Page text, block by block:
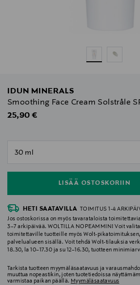
IDUN MINERALS
Smoothing Face Cream Solstråle
Original Price
25,90 €
LISÄÄ OSTOSKORIIN
null
HETI SAATAVILLA
TOIMITUS 1-4
Jos ostoskorissa on myös tavarataloista
3–7 arkipäivää. WOLTILLA NOPEAMMIN! Voit
toimitettaville tuotteille myös Wolt-
palvelualueen sisällä. Voit tehdä Wolt-tilauksia
18.30, la 10–17.30 ja su 12–16.30, tuotteen
Tarkista tuotteen myymäläsaatavuus ja
muuttua nopeastikin, joten tuotetiedoissa
varmistaa paikan päällä. Myymäläsaatavuus